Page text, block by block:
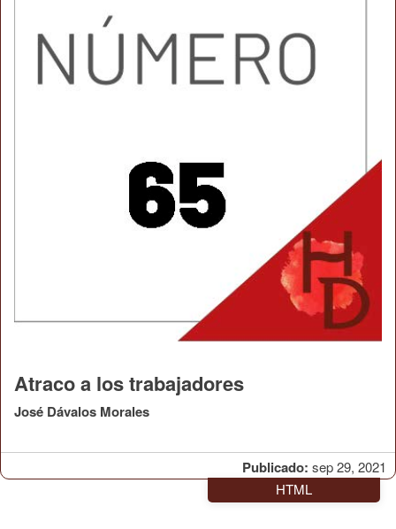
Publicado: sep 29, 2021
Atraco a los trabajadores
José Dávalos Morales
HTML